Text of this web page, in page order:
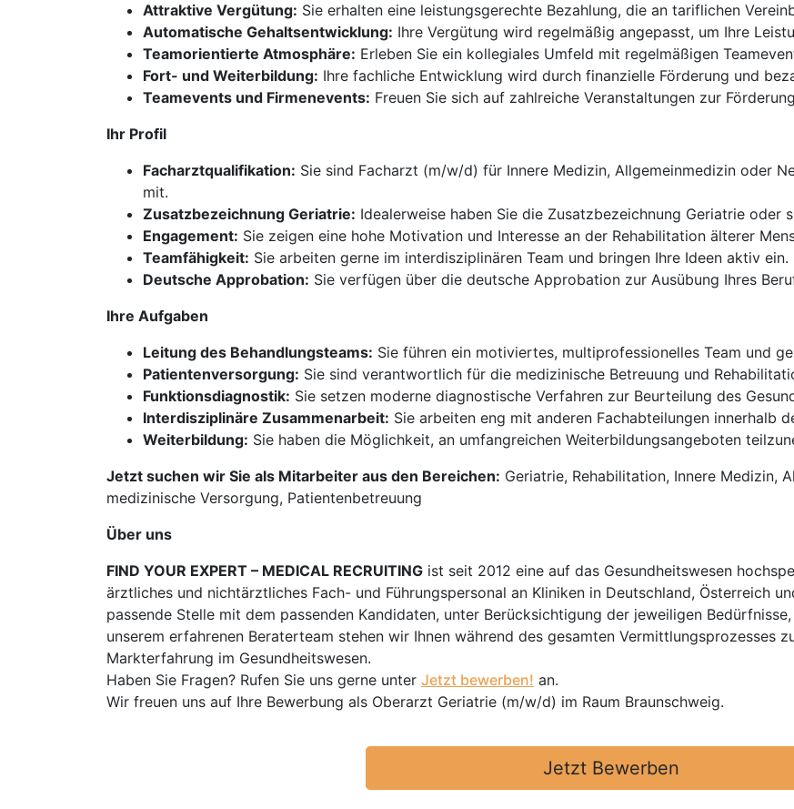
Attraktive Vergütung: Sie erhalten eine leistungsgerechte Bezahlung, die an tariflichen
Automatische Gehaltsentwicklung: Ihre Vergütung wird regelmäßig angepasst, um Ihre
Teamorientierte Atmosphäre: Erleben Sie ein kollegiales Umfeld mit regelmäßigen
Fort- und Weiterbildung: Ihre fachliche Entwicklung wird durch finanzielle Förderung und
Teamevents und Firmenevents: Freuen Sie sich auf zahlreiche Veranstaltungen zur
Ihr Profil
Facharztqualifikation: Sie sind Facharzt (m/w/d) für Innere Medizin, Allgemeinmedizin oder
mit.
Zusatzbezeichnung Geriatrie: Idealerweise haben Sie die Zusatzbezeichnung Geriatrie oder
Engagement: Sie zeigen eine hohe Motivation und Interesse an der Rehabilitation älterer
Teamfähigkeit: Sie arbeiten gerne im interdisziplinären Team und bringen Ihre Ideen aktiv ein.
Deutsche Approbation: Sie verfügen über die deutsche Approbation zur Ausübung Ihres
Ihre Aufgaben
Leitung des Behandlungsteams: Sie führen ein motiviertes, multiprofessionelles Team und
Patientenversorgung: Sie sind verantwortlich für die medizinische Betreuung und
Funktionsdiagnostik: Sie setzen moderne diagnostische Verfahren zur Beurteilung des
Interdisziplinäre Zusammenarbeit: Sie arbeiten eng mit anderen Fachabteilungen innerhalb
Weiterbildung: Sie haben die Möglichkeit, an umfangreichen Weiterbildungsangeboten
Jetzt suchen wir Sie als Mitarbeiter aus den Bereichen: Geriatrie, Rehabilitation, Innere Medizin,
medizinische Versorgung, Patientenbetreuung
Über uns
FIND YOUR EXPERT – MEDICAL RECRUITING ist seit 2012 eine auf das Gesundheitswesen
ärztliches und nichtärztliches Fach- und Führungspersonal an Kliniken in Deutschland, Österreich
passende Stelle mit dem passenden Kandidaten, unter Berücksichtigung der jeweiligen
unserem erfahrenen Beraterteam stehen wir Ihnen während des gesamten Vermittlungsprozesses
Markterfahrung im Gesundheitswesen.
Haben Sie Fragen? Rufen Sie uns gerne unter Jetzt bewerben! an.
Wir freuen uns auf Ihre Bewerbung als Oberarzt Geriatrie (m/w/d) im Raum Braunschweig.
Jetzt Bewerben